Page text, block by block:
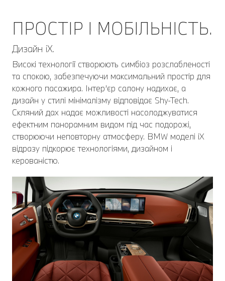
ПРОСТІР І МОБІЛЬНІСТЬ.
Дизайн iX.
Високі технології створюють симбіоз розслабленості
та спокою, забезпечуючи максимальний простір для
кожного пасажира. Інтер’єр салону надихає, а
дизайн у стилі мінімалізму відповідає Shy-Tech.
Скляний дах надає можливості насолоджуватися
ефектним панорамним видом під час подорожі,
створюючи неповторну атмосферу. BMW моделі iX
відразу підкорює технологіями, дизайном і
керованістю.